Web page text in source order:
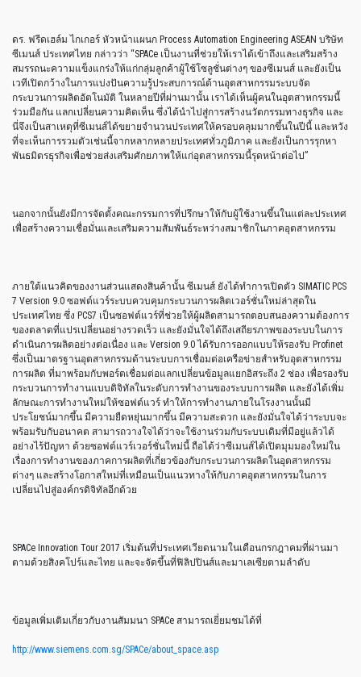
ดร. ฟรีดเฮล์ม ไกเกอร์ หัวหน้าแผนก Process Automation Engineering ASEAN บริษัท
ซีเมนส์ ประเทศไทย กล่าวว่า “SPACe เป็นงานที่ช่วยให้เราได้เข้าถึงและเสริมสร้าง
สมรรถนะความแข็งแกร่งให้แก่กลุ่มลูกค้าผู้ใช้โซลูชั่นต่างๆ ของซีเมนส์ และยังเป็น
เวทีเปิดกว้างในการแบ่งปันความรู้ประสบการณ์ด้านอุตสาหกรรมระบบจัด
กระบวนการผลิตอัตโนมัติ ในหลายปีที่ผ่านมานั้น เราได้เห็นผู้คนในอุตสาหกรรมนี้
ร่วมมือกัน แลกเปลี่ยนความคิดเห็น ซึ่งได้นำไปสู่การสร้างนวัตกรรมทางธุรกิจ และ
นี่จึงเป็นสาเหตุที่ซีเมนส์ได้ขยายจำนวนประเทศให้ครอบคลุมมากขึ้นในปีนี้ และหวัง
ที่จะเห็นการรวมตัวเช่นนี้จากหลากหลายประเทศทั่วภูมิภาค และยังเป็นการรุกหา
พันธมิตรธุรกิจเพื่อช่วยส่งเสริมศักยภาพให้แก่อุตสาหกรรมนี้รุดหน้าต่อไป”
นอกจากนั้นยังมีการจัดตั้งคณะกรรมการที่ปรึกษาให้กับผู้ใช้งานขึ้นในแต่ละประเทศ
เพื่อสร้างความเชื่อมั่นและเสริมความสัมพันธ์ระหว่างสมาชิกในภาคอุตสาหกรรม
ภายใต้แนวคิดของงานส่วนแสดงสินค้านั้น ซีเมนส์ ยังได้ทำการเปิดตัว SIMATIC PCS
7 Version 9.0 ซอฟต์แวร์ระบบควบคุมกระบวนการผลิตเวอร์ชั่นใหม่ล่าสุดใน
ประเทศไทย ซึ่ง PCS7 เป็นซอฟต์แวร์ที่ช่วยให้ผู้ผลิตสามารถตอบสนองความต้องการ
ของตลาดที่แปรเปลี่ยนอย่างรวดเร็ว และยังมั่นใจได้ถึงเสถียรภาพของระบบในการ
ดำเนินการผลิตอย่างต่อเนื่อง และ Version 9.0 ได้รับการออกแบบให้รองรับ Profinet
ซึ่งเป็นมาตรฐานอุตสาหกรรมด้านระบบการเชื่อมต่อเครือข่ายสำหรับอุตสาหกรรม
การผลิต ที่มาพร้อมกับพอร์ตเชื่อมต่อแลกเปลี่ยนข้อมูลแยกอิสระถึง 2 ช่อง เพื่อรองรับ
กระบวนการทำงานแบบดิจิทัลในระดับการทำงานของระบบการผลิต และยังได้เพิ่ม
ลักษณะการทำงานใหม่ให้ซอฟต์แวร์ ทำให้การทำงานภายในโรงงานนั้นมี
ประโยชน์มากขึ้น มีความยืดหยุ่นมากขึ้น มีความสะดวก และยังมั่นใจได้ว่าระบบจะ
พร้อมรับกับอนาคต สามารถวางใจได้ว่าจะใช้งานร่วมกับระบบเดิมที่มีอยู่แล้วได้
อย่างไร้ปัญหา ด้วยซอฟต์แวร์เวอร์ชั่นใหม่นี้ ถือได้ว่าซีเมนส์ได้เปิดมุมมองใหม่ใน
เรื่องการทำงานของภาคการผลิตที่เกี่ยวข้องกับกระบวนการผลิตในอุตสาหกรรม
ต่างๆ และสร้างโอกาสใหม่ที่เหมือนเป็นแนวทางให้กับภาคอุตสาหกรรมในการ
เปลี่ยนไปสู่องค์กรดิจิทัลอีกด้วย
SPACe Innovation Tour 2017 เริ่มต้นที่ประเทศเวียดนามในเดือนกรกฎาคมที่ผ่านมา
ตามด้วยสิงคโปร์และไทย และจะจัดขึ้นที่ฟิลิปปินส์และมาเลเซียตามลำดับ
ข้อมูลเพิ่มเติมเกี่ยวกับงานสัมมนา SPACe สามารถเยี่ยมชมได้ที่
http://www.siemens.com.sg/SPACe/about_space.asp